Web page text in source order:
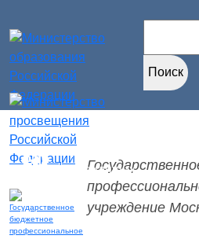
слабовидящих
учреждение